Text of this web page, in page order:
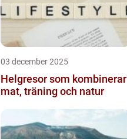
03 december 2025
Helgresor som kombinerar
mat, träning och natur